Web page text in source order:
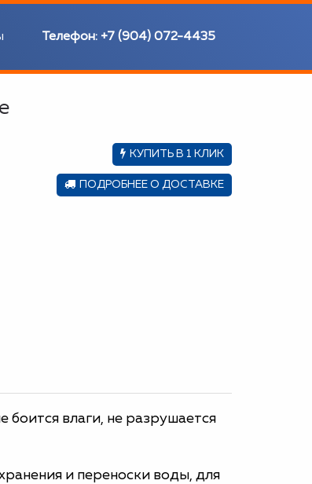
Телефон: +7 (904) 072-4435
КУПИТЬ В 1 КЛИК
ПОДРОБНЕЕ О ДОСТАВКЕ
влаги, не разрушается
и переноски воды, для